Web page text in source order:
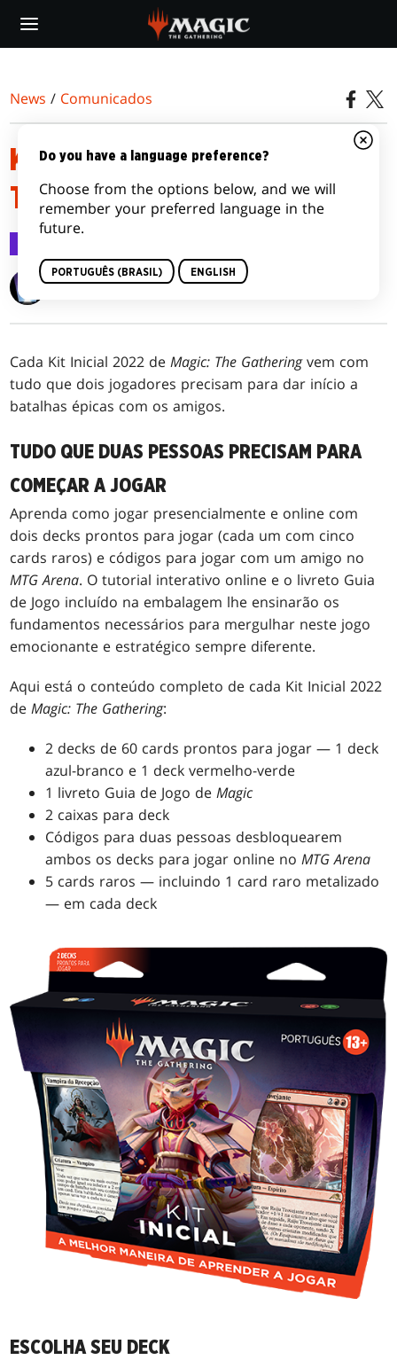
main
News / Comunicados
KIT INICIAL 2022 DE MAGIC:
THE GATHERING
Wizards of the Coast
Cada Kit Inicial 2022 deMagic: The Gatheringvem com
tudo que dois jogadores precisam para dar início a
batalhas épicas com os amigos.
TUDO QUE DUAS PESSOAS PRECISAM PARA
COMEÇAR A JOGAR
Aprenda como jogar presencialmente e online com
dois decks prontos para jogar (cada um com cinco
cards raros) e códigos para jogar com um amigo no
MTG Arena. O tutorial interativo online e o livreto Guia
de Jogo incluído na embalagem lhe ensinarão os
fundamentos necessários para mergulhar neste jogo
emocionante e estratégico sempre diferente.
Aqui está o conteúdo completo de cada Kit Inicial 2022
deMagic: The Gathering:
2 decks de 60 cards prontos para jogar — 1 deck
azul-branco e 1 deck vermelho-verde
1 livreto Guia de Jogo deMagic
2 caixas para deck
Códigos para duas pessoas desbloquearem
ambos os decks para jogar online noMTG Arena
5 cards raros — incluindo 1 card raro metalizado
— em cada deck
ESCOLHA SEU DECK
Do you have a language preference?
Choose from the options below, and we will
remember your preferred language in the
future.
PORTUGUÊS (BRASIL) ENGLISH